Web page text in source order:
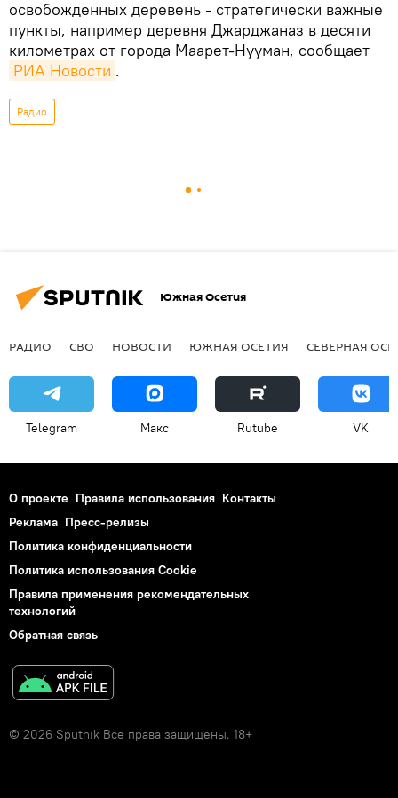
освобожденных деревень - стратегически важные
пункты, например деревня Джарджаназ в десяти
километрах от города Маарет-Нууман, сообщает
РИА Новости .
Радио
Южная Осетия
РАДИО СВО НОВОСТИ ЮЖНАЯ ОСЕТИЯ СЕВЕРНАЯ
Telegram Макс Rutube VK
О проекте Правила использования Контакты
Реклама Пресс-релизы
Политика конфиденциальности
Политика использования Cookie
Правила применения рекомендательных
технологий
Обратная связь
© 2026 Sputnik Все права защищены. 18+